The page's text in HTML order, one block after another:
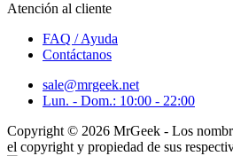
Atención al cliente
FAQ / Ayuda
Contáctanos
sale@mrgeek.net
Lun. - Dom.: 10:00 - 22:00
Copyright © 2026 MrGeek - Los
el copyright y propiedad de sus